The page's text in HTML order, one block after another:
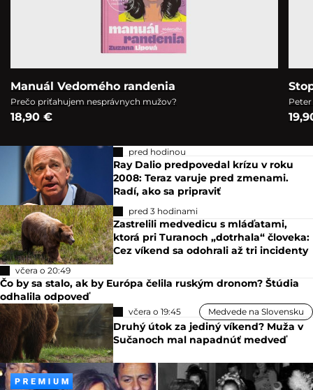
Manuál Vedomého randenia
Prečo priťahujem nesprávnych mužov?
18,90 €
pred hodinou
Ray Dalio predpovedal krízu v roku
2008: Teraz varuje pred zmenami.
Radí, ako sa pripraviť
pred 3 hodinami
Zastrelili medvedicu s mláďatami,
ktorá pri Turanoch „dotrhala“ človeka:
Cez víkend sa odohrali až tri incidenty
včera o 20:49
Čo by sa stalo, ak by Európa čelila ruským dronom? Štúdia
odhalila odpoveď
včera o 19:45 Medvede na Slovensku
Druhý útok za jediný víkend? Muža v
Sučanoch mal napadnúť medveď